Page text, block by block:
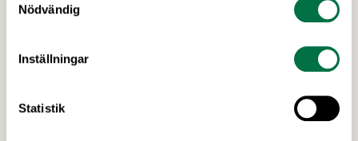
Nödvändig
Inställningar
Statistik
För att föda en växande befolkning behöver den